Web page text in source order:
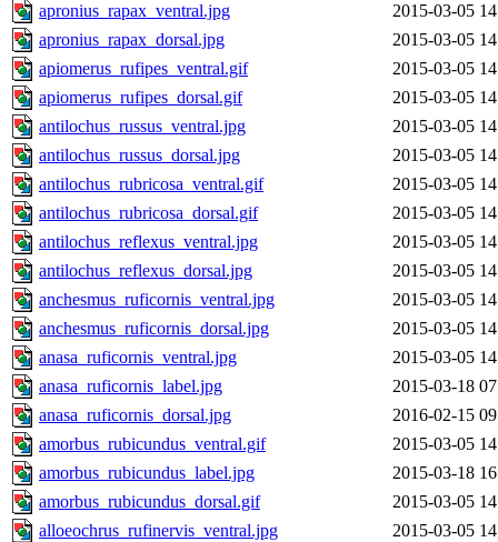
apronius_rapax_ventral.jpg
2015-03-05
apronius_rapax_dorsal.jpg
2015-03-05
apiomerus_rufipes_ventral.gif
2015-03-05
apiomerus_rufipes_dorsal.gif
2015-03-05
antilochus_russus_ventral.jpg
2015-03-05
antilochus_russus_dorsal.jpg
2015-03-05
antilochus_rubricosa_ventral.gif
2015-03-05
antilochus_rubricosa_dorsal.gif
2015-03-05
antilochus_reflexus_ventral.jpg
2015-03-05
antilochus_reflexus_dorsal.jpg
2015-03-05
anchesmus_ruficornis_ventral.jpg
2015-03-05
anchesmus_ruficornis_dorsal.jpg
2015-03-05
anasa_ruficornis_ventral.jpg
2015-03-05
anasa_ruficornis_label.jpg
2015-03-18
anasa_ruficornis_dorsal.jpg
2016-02-15
amorbus_rubicundus_ventral.gif
2015-03-05
amorbus_rubicundus_label.jpg
2015-03-18
amorbus_rubicundus_dorsal.gif
2015-03-05
alloeochrus_rufinervis_ventral.jpg
2015-03-05